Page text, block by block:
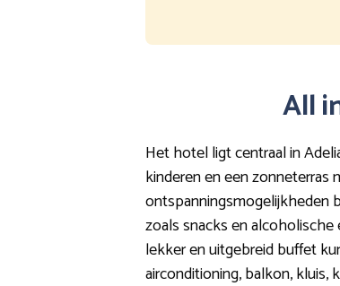
All
Het hotel ligt centraal in
kinderen en een
ontspanningsmogelijkheden
zoals snacks en
lekker en uitgebreid buffet
airconditioning, balkon,